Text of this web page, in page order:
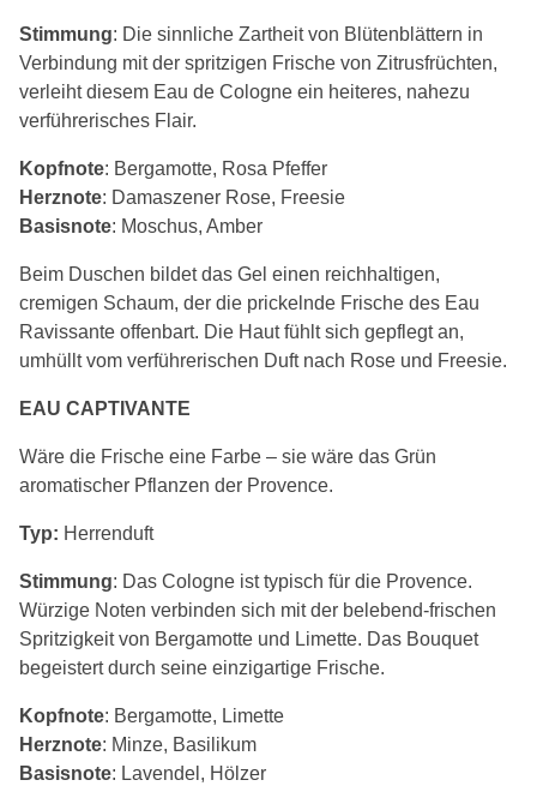
Stimmung: Die sinnliche Zartheit von Blütenblättern in
Verbindung mit der spritzigen Frische von Zitrusfrüchten,
verleiht diesem Eau de Cologne ein heiteres, nahezu
verführerisches Flair.
Kopfnote: Bergamotte, Rosa Pfeffer
Herznote: Damaszener Rose, Freesie
Basisnote: Moschus, Amber
Beim Duschen bildet das Gel einen reichhaltigen,
cremigen Schaum, der die prickelnde Frische des Eau
Ravissante offenbart. Die Haut fühlt sich gepflegt an,
umhüllt vom verführerischen Duft nach Rose und Freesie.
EAU CAPTIVANTE
Wäre die Frische eine Farbe – sie wäre das Grün
aromatischer Pflanzen der Provence.
Typ: Herrenduft
Stimmung: Das Cologne ist typisch für die Provence.
Würzige Noten verbinden sich mit der belebend-frischen
Spritzigkeit von Bergamotte und Limette. Das Bouquet
begeistert durch seine einzigartige Frische.
Kopfnote: Bergamotte, Limette
Herznote: Minze, Basilikum
Basisnote: Lavendel, Hölzer